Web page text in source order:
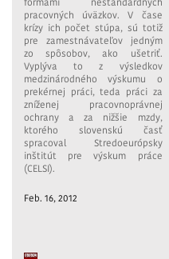
pracovných úväzkov. V čase
krízy ich počet stúpa, sú totiž
pre zamestnávateľov jedným
zo spôsobov, ako ušetriť.
Vyplýva to z výsledkov
medzinárodného výskumu o
prekérnej práci, teda práci za
zníženej pracovnoprávnej
ochrany a za nižšie mzdy,
ktorého slovenskú časť
spracoval Stredoeurópsky
inštitút pre výskum práce
(CELSI).
Feb. 16, 2012